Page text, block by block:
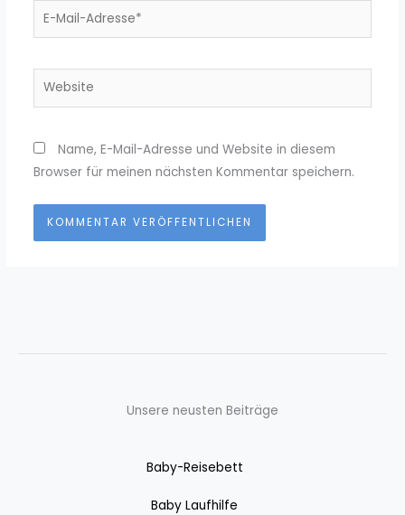
E-
Website
Name, E-Mail-Adresse und Website in diesem
Browser für meinen nächsten Kommentar speichern.
Unsere neusten Beiträge
Baby-Reisebett
Baby Laufhilfe